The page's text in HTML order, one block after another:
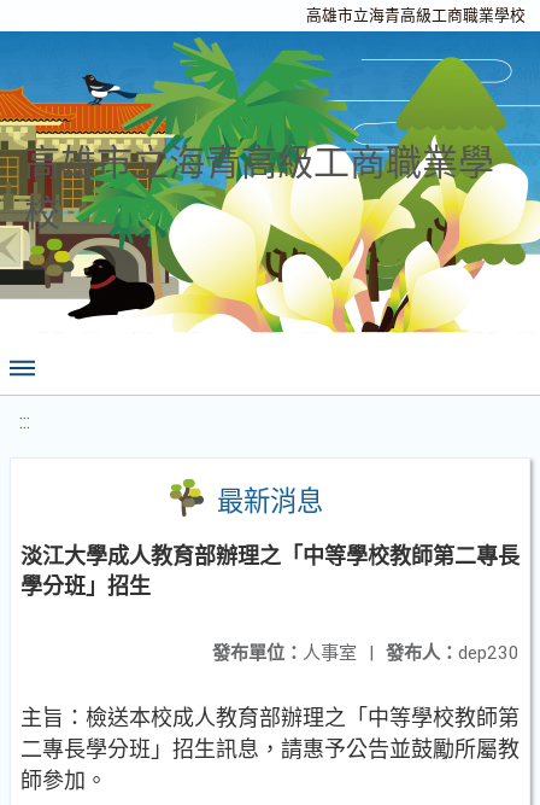
高雄市立海青高級工商職業學校
高雄市立海青高級工商職業學
校
:::
最新消息
淡江大學成人教育部辦理之「中等學校教師第二專長
學分班」招生
發布人： dep230
發布單位： 人事室 |
主旨：檢送本校成人教育部辦理之「中等學校教師第
二專長學分班」招生訊息，請惠予公告並鼓勵所屬教
師參加。